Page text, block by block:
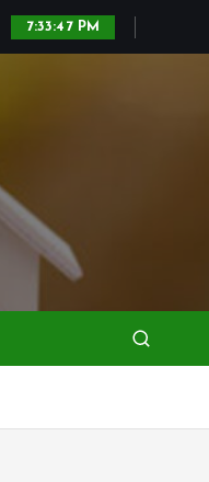
7:33:49 PM